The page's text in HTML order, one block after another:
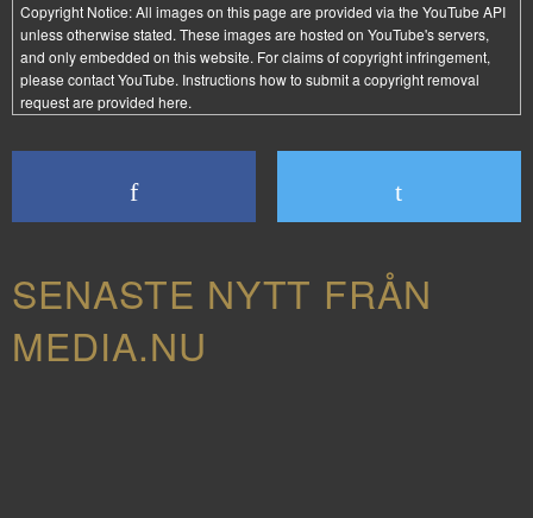
Copyright Notice:All images on this page are provided via the YouTube API
unless otherwise stated. These images are hosted on YouTube's servers,
and only embedded on this website. For claims of copyright infringement,
please contact YouTube. Instructions how to submit a copyright removal
request are provided here.
SENASTE NYTT FRÅN
MEDIA.NU